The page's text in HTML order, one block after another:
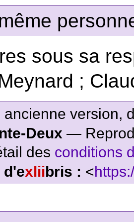
sous sa
;
ancienne version,
Deux —
des conditions
d'exlii bris : <